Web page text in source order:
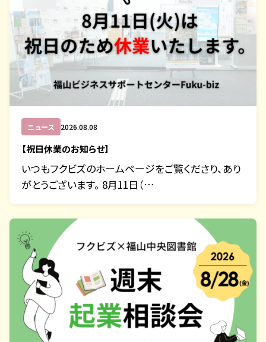
ニュース 2026.08.08
【祝日休業のお知らせ】
いつもフクビズのホームページをご覧くださり、あり
がとうございます。 8月11日（…